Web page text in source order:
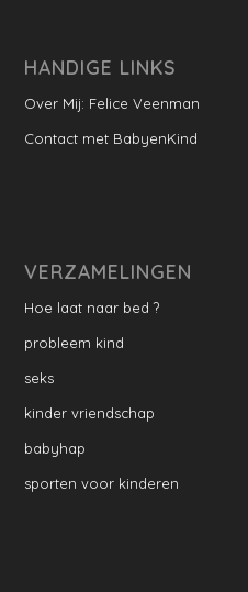
HANDIGE LINKS
Over Mij: Felice Veenman
Contact met BabyenKind
VERZAMELINGEN
Hoe laat naar bed ?
probleem kind
seks
kinder vriendschap
babyhap
sporten voor kinderen